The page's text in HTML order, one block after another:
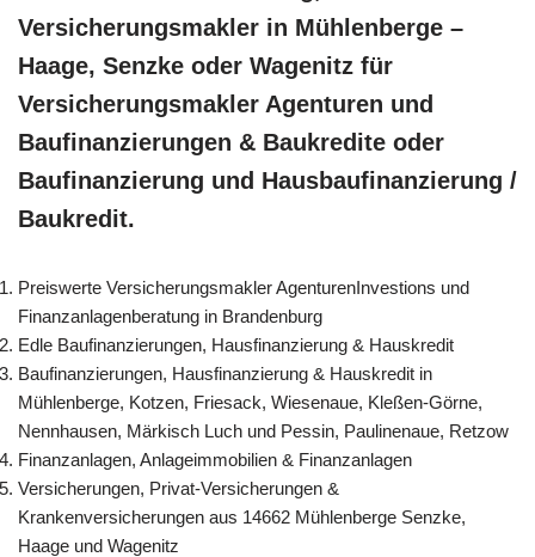
Versicherungsmakler in Mühlenberge –
Haage, Senzke oder Wagenitz für
Versicherungsmakler Agenturen und
Baufinanzierungen & Baukredite oder
Baufinanzierung und Hausbaufinanzierung /
Baukredit.
Preiswerte Versicherungsmakler AgenturenInvestions und
Finanzanlagenberatung in Brandenburg
Edle Baufinanzierungen, Hausfinanzierung & Hauskredit
Baufinanzierungen, Hausfinanzierung & Hauskredit in
Mühlenberge, Kotzen, Friesack, Wiesenaue, Kleßen-Görne,
Nennhausen, Märkisch Luch und Pessin, Paulinenaue, Retzow
Finanzanlagen, Anlageimmobilien & Finanzanlagen
Versicherungen, Privat-Versicherungen &
Krankenversicherungen aus 14662 Mühlenberge Senzke,
Haage und Wagenitz